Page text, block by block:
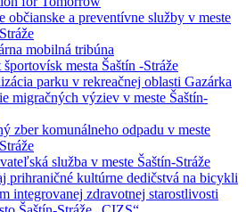
občianske a preventívne služby v meste
mobilná tribúna
mesta Šaštín -Stráže
parku v rekreačnej oblasti Gazárka
migračných výziev v meste Šaštín-
zber komunálneho odpadu v meste
služba v meste Šaštín-Stráže
prihraničné kultúrne dedičstvá na bicykli
integrovanej zdravotnej starostlivosti